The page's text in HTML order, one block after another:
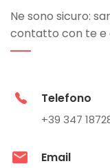
Ne sono sicuro:
contatto con te e
Telefono
+39 347
Email